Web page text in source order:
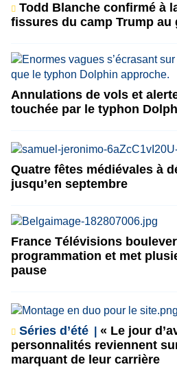
Todd Blanche confirmé à
fissures du camp Trump au
Annulations de vols et
touchée par le typhon
Quatre fêtes médiévales à
jusqu’en septembre
France Télévisions
programmation et met
pause
Séries d’été
« Le jour
personnalités reviennent
marquant de leur carrière